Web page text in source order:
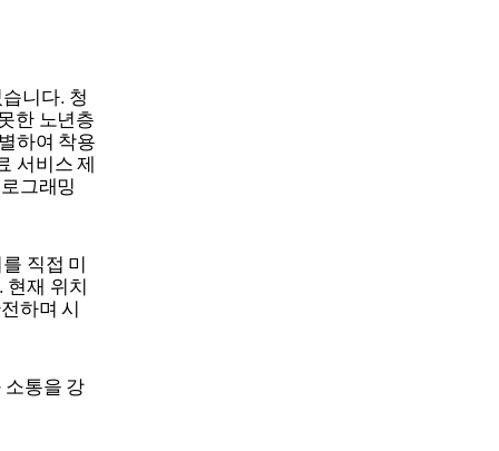
니다. 청
한 노년층
하여 착용
서비스 제
그래밍
직접 미
현재 위치
하며 시
소통을 강